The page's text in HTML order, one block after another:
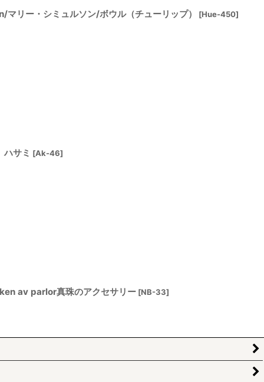
リー・シミュルソン/ボウル（チューリップ） [Hue-450]
サミ [Ak-46]
av parlor真珠のアクセサリー [NB-33]